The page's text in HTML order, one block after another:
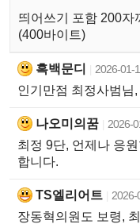
띄어쓰기 포함 200자
(400바이트)
흑백문디 2026-01-
인기만점 최정사범님
나오미의꿈 2026-
최정 9단, 언제나 응
합니다.
TS엘리어트 2026-
장동혁의원도 보령,